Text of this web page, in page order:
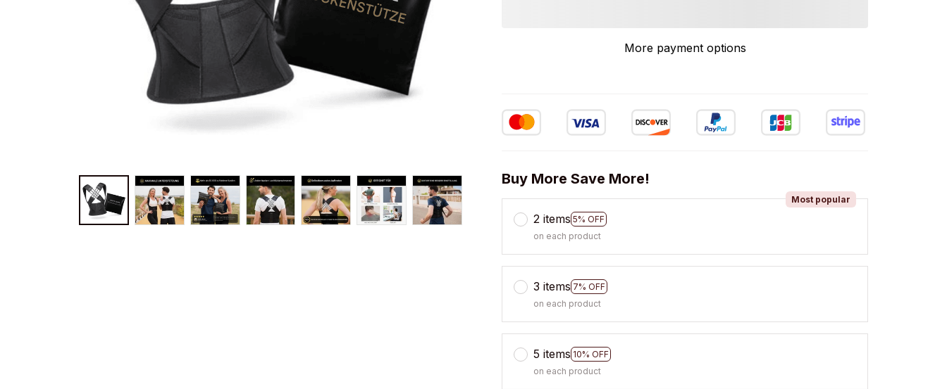
More payment options
Buy More Save More!
2 items 5% OFF
Most popular
on each product
3 items 7% OFF
on each product
5 items 10% OFF
on each product